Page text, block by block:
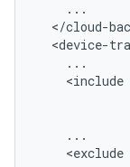
<include
<exclude